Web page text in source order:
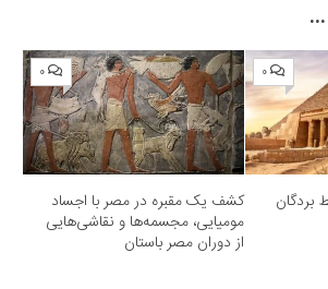
۰
بردگان
۰
کشف یک مقبره در مصر با اجساد
مومیایی، مجسمه‌ها و نقاشی‌هایی
از دوران مصر باستان